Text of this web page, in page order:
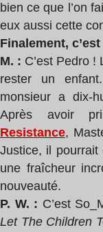
bien ce que l’on
eux aussi cette
Finalement,
M. : C’est Pedro !
rester un
monsieur a dix-
Après avoir
Resistance,
Justice, il
une fraîcheur
nouveauté.
P. W. : C’est
Let The Children